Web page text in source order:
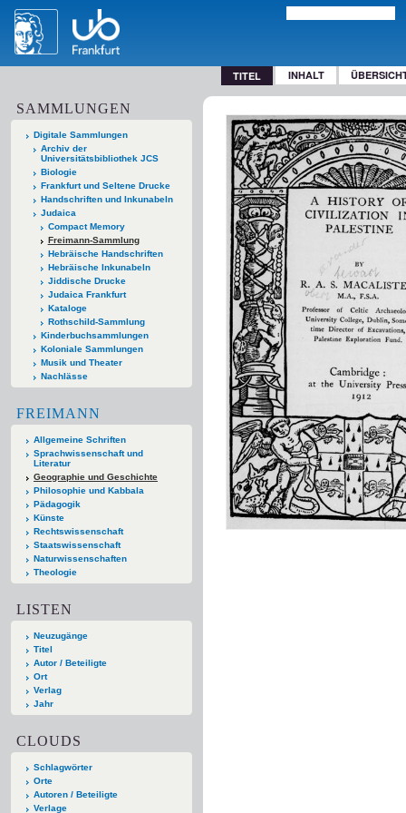
TITEL INHALT
SAMMLUNGEN
Digitale Sammlungen
Archiv der
Universitätsbibliothek JCS
Biologie
Frankfurt und Seltene Drucke
Handschriften und Inkunabeln
Judaica
Compact Memory
Freimann-Sammlung
Hebräische Handschriften
Hebräische Inkunabeln
Jiddische Drucke
Judaica Frankfurt
Kataloge
Rothschild-Sammlung
Kinderbuchsammlungen
Koloniale Sammlungen
Musik und Theater
Nachlässe
FREIMANN
Allgemeine Schriften
Sprachwissenschaft und
Literatur
Geographie und Geschichte
Philosophie und Kabbala
Pädagogik
Künste
Rechtswissenschaft
Staatswissenschaft
Naturwissenschaften
Theologie
LISTEN
Neuzugänge
Titel
Autor / Beteiligte
Ort
Verlag
Jahr
CLOUDS
Schlagwörter
Orte
Autoren / Beteiligte
Verlage